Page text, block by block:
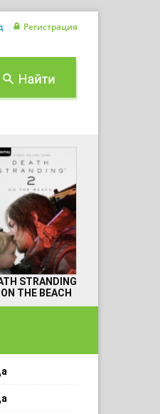
Регистрация
STRANDING
THE BEACH